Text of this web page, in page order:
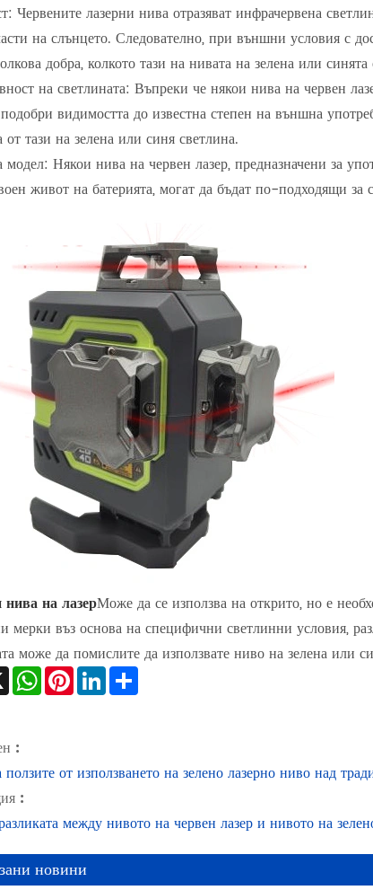
Червените лазерни нива отразяват инфрачервена
на слънцето. Следователно, при външни условия с
добра, колкото тази на нивата на зелена или синята
на светлината: Въпреки че някои нива на червен
видимостта до известна степен на външна
тази на зелена или синя светлина.
Някои нива на червен лазер, предназначени за
живот на батерията, могат да бъдат по-подходящи за
на лазерМоже да се използва на открито, но е
мерки въз основа на специфични светлинни условия,
може да помислите да използвате ниво на зелена или
X WhatsApp
Pinterest
LinkedIn
:
от използването на зелено лазерно ниво над
:
между нивото на червен лазер и нивото на
новини